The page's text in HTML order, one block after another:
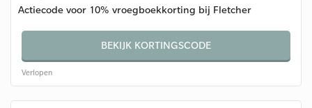
Actiecode voor 10% vroegboekkorting bij Fletcher
BEKIJK KORTINGSCODE
Verlopen